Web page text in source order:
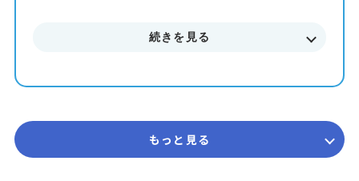
プログラミングで養われる「順序立てて考える力」は、算
▼お申込み・詳細はこちら
https://pr1.yarukiswitch.jp/lp/hal/summer/
続きを見る
もっと見る